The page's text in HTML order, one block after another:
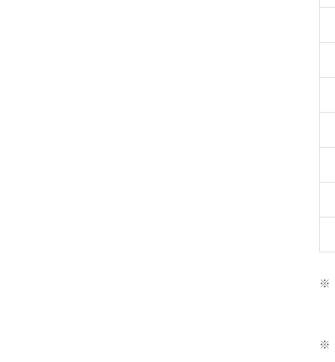
※
※